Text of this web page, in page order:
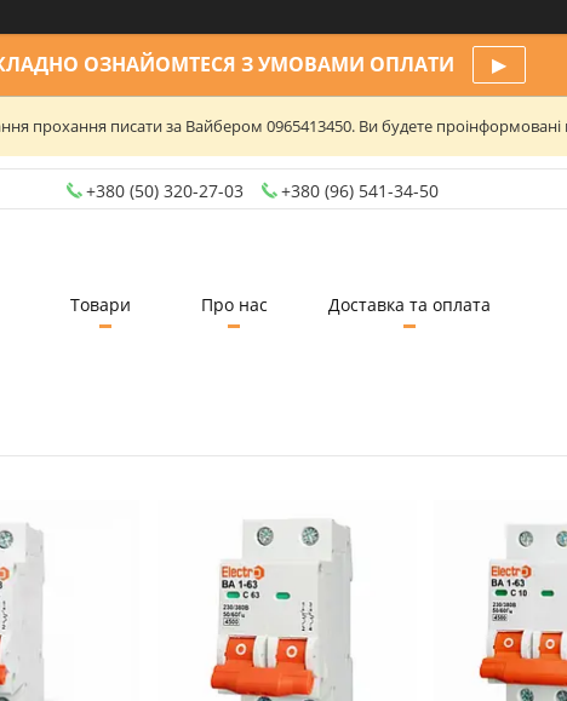
ОЗНАЙОМТЕСЯ З УМОВАМИ ОПЛАТИ ▶
прохання писати за Вайбером 0965413450. Ви будете
+380 (50) 320-27-03 +380 (96) 541-34-50
Товари Про нас Доставка та оплата